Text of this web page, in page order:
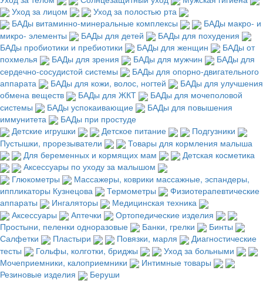
Уход за лицом
Уход за полостью рта
БАДы витаминно-минеральные комплексы
БАДы макро- и
микро- элементы
БАДы для детей
БАДы для похудения
БАДы пробиотики и пребиотики
БАДы для женщин
БАДы от
похмелья
БАДы для зрения БАДы для мужчин
БАДы для
сердечно-сосудистой системы
БАДы для опорно-двигательного
аппарата
БАДы для кожи, волос, ногтей
БАДы для улучшения
обмена веществ
БАДы для ЖКТ
БАДы для мочеполовой
системы
БАДы успокаивающие
БАДы для повышения
иммунитета
БАДы при простуде
Детские игрушки
Детское питание
Подгузники
Пустышки, прорезыватели
Товары для кормления малыша
Для беременных и кормящих мам
Детская косметика
Аксессуары по уходу за малышом
Глюкометры
Массажеры, коврики массажные, эспандеры,
иппликаторы Кузнецова
Термометры
Физиотерапевтические
аппараты
Ингаляторы
Медицинская техника
Аксессуары
Аптечки
Ортопедические изделия
Простыни, пеленки одноразовые
Банки, грелки
Бинты
Салфетки
Пластыри Повязки, марля
Диагностические
тесты
Гольфы, колготки, бриджы
Уход за больными
Мочеприемники, калоприемники
Интимные товары
Резиновые изделия
Беруши